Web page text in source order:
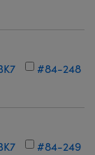
#84-248
#84-249